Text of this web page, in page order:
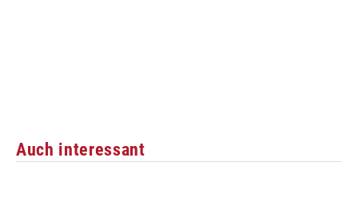
Auch interessant